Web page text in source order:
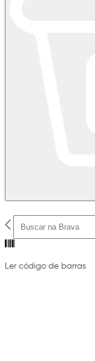
Ler código de barras